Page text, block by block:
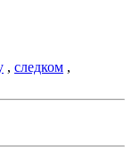
, следком ,